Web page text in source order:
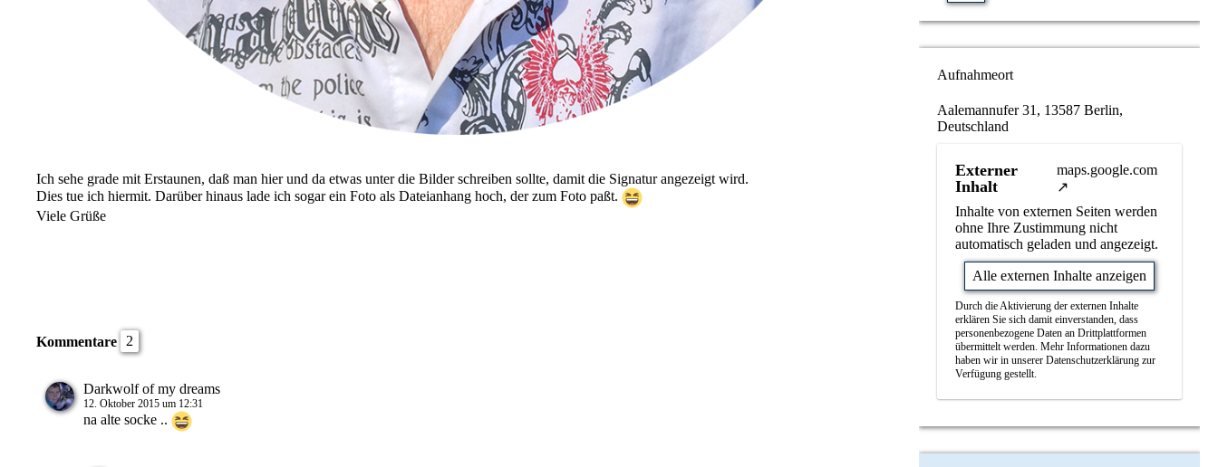
Ich sehe grade mit Erstaunen, daß man hier und da etwas unter die Bilder schreiben sollte, damit die Signatur angezeigt wird.
Dies tue ich hiermit. Darüber hinaus lade ich sogar ein Foto als Dateianhang hoch, der zum Foto paßt.
Viele Grüße
Kommentare 2
Darkwolf of my dreams
12. Oktober 2015 um 12:31
na alte socke ..
Aufnahmeort
Aalemannufer 31, 13587 Berlin,
Deutschland
Externer
Inhalt
maps.google.com
Inhalte von externen Seiten werden
ohne Ihre Zustimmung nicht
automatisch geladen und angezeigt.
Alle externen Inhalte anzeigen
Durch die Aktivierung der externen Inhalte
erklären Sie sich damit einverstanden, dass
personenbezogene Daten an Drittplattformen
übermittelt werden. Mehr Informationen dazu
haben wir in unserer Datenschutzerklärung zur
Verfügung gestellt.